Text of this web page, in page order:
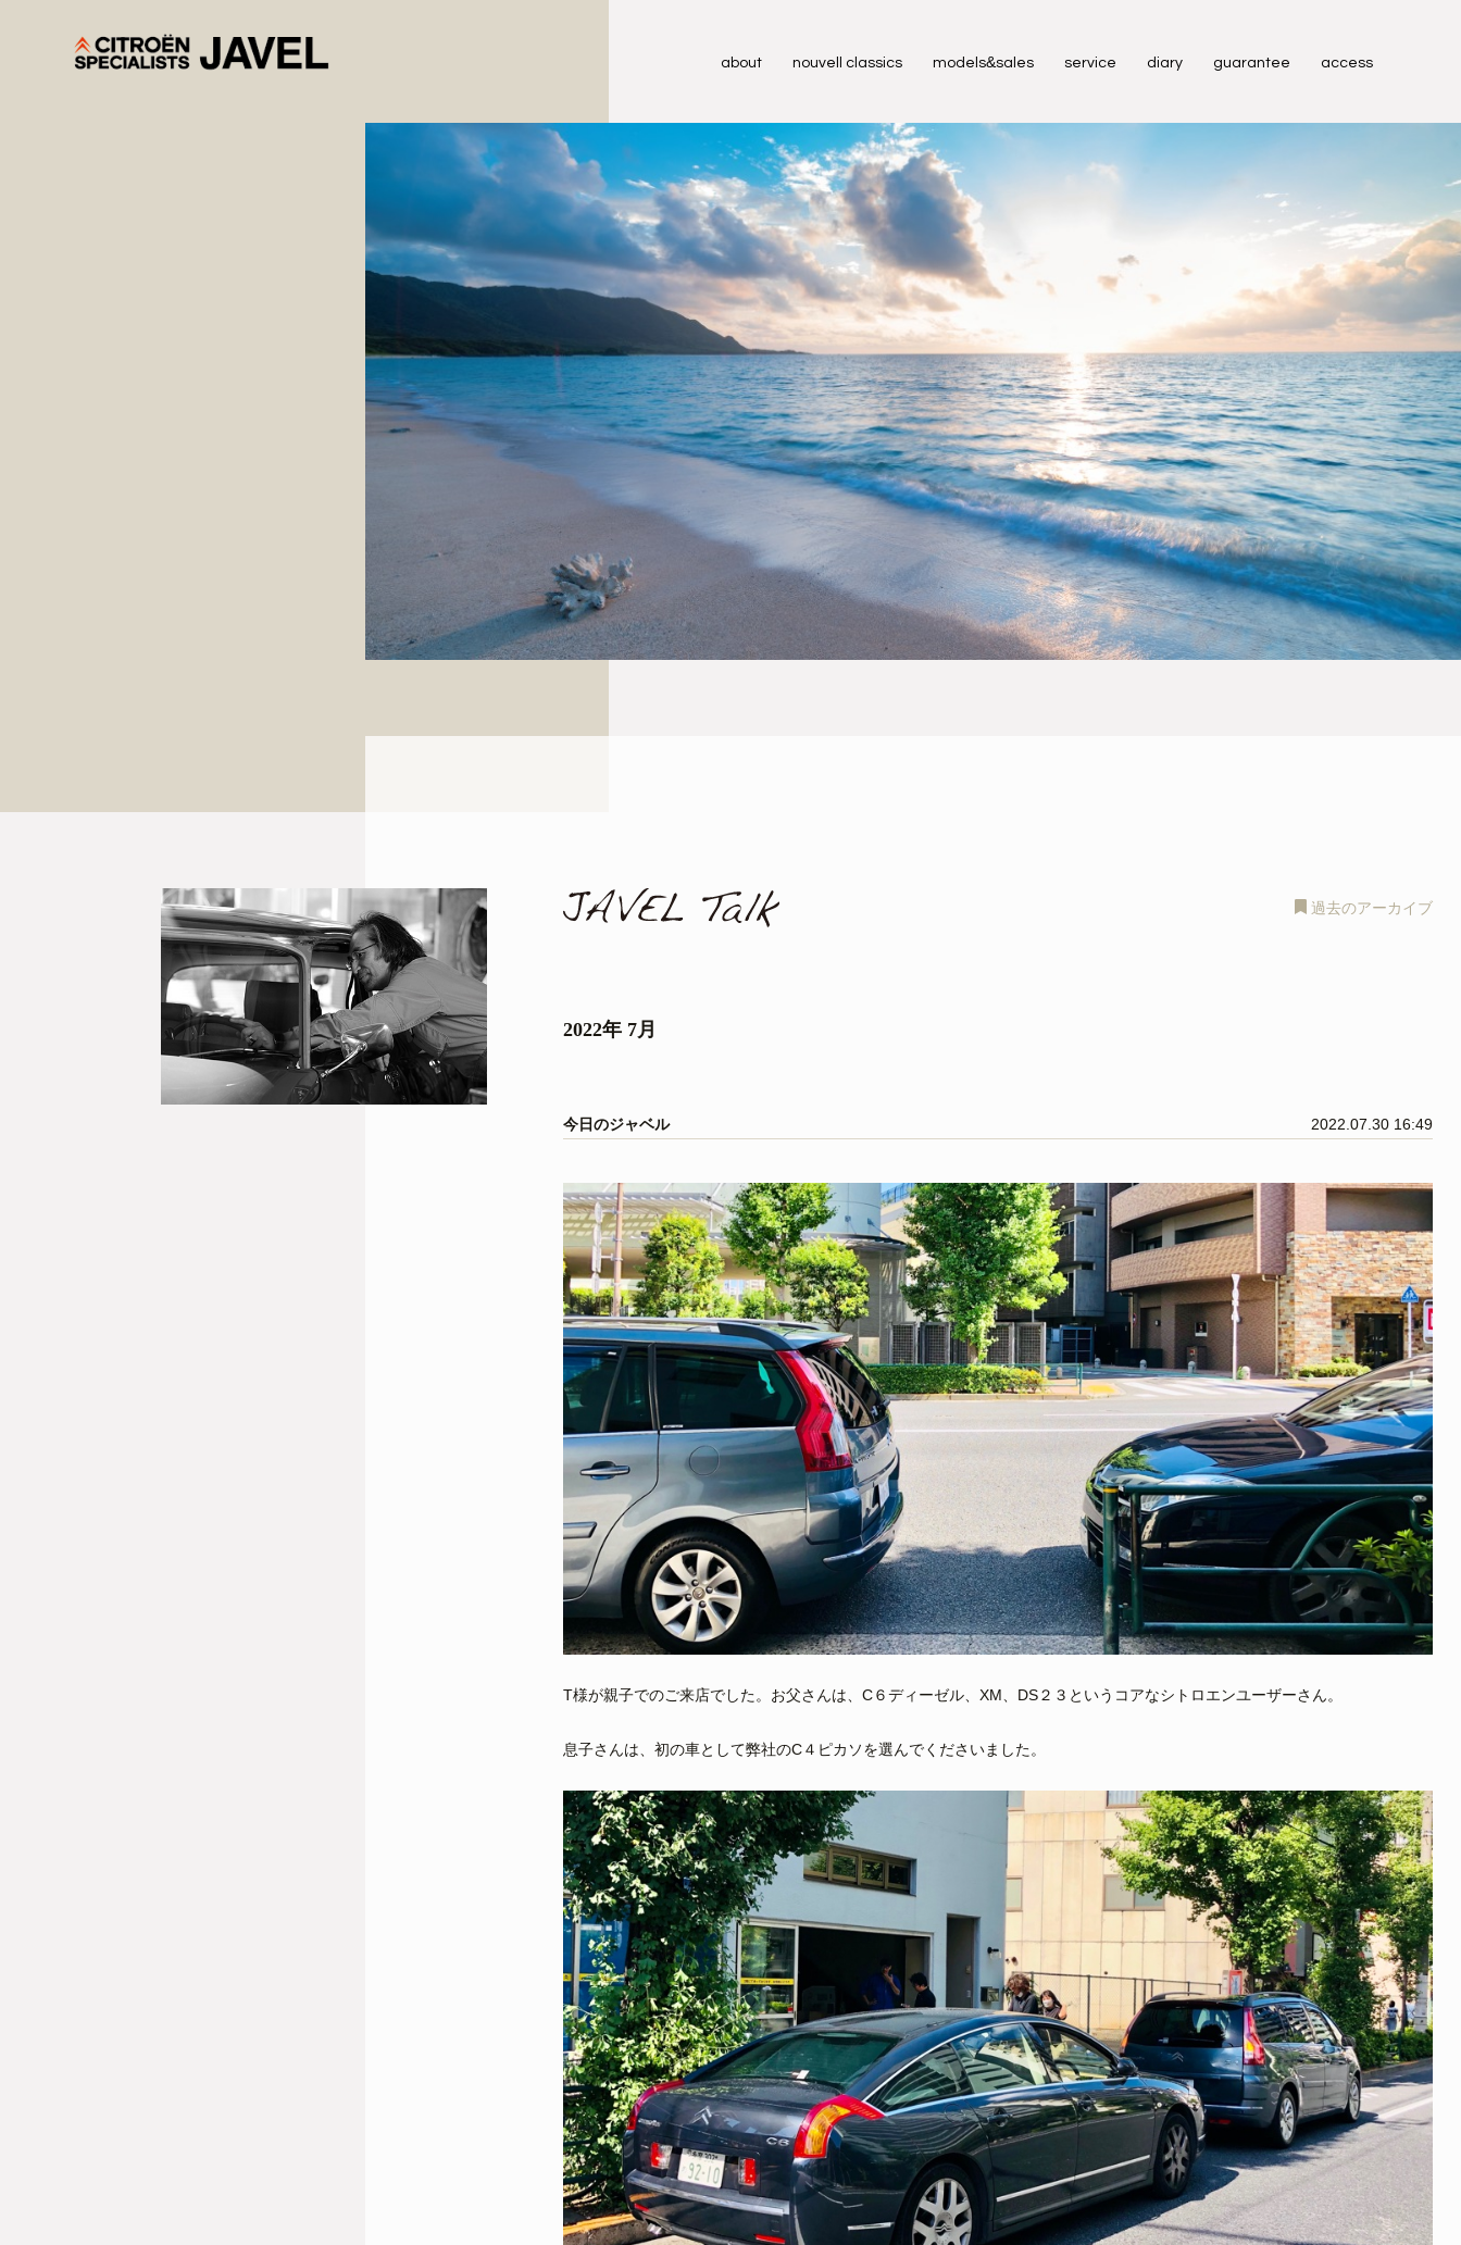
about nouvell classics models&sales service diary guarantee access
過去のアーカイブ
2022年 7月
今日のジャベル 2022.07.30 16:49
T様が親子でのご来店でした。お父さんは、C６ディーゼル、XM、DS２３というコアなシトロエンユーザーさん。
息子さんは、初の車として弊社のC４ピカソを選んでくださいました。